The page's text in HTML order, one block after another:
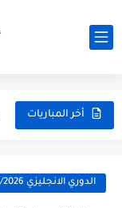
أخر المباريات
الدوري الانجليزي 2025/2026